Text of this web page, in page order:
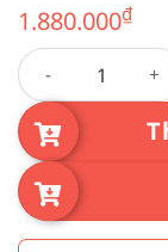
1.880.000₫
Chậu lan 6 cành